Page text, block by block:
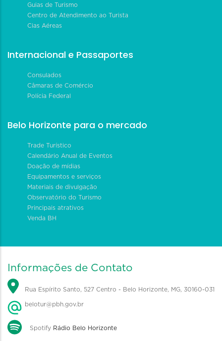
Guias de Turismo
Centro de Atendimento ao Turista
Cias Aéreas
Internacional e Passaportes
Consulados
Câmaras de Comércio
Polícia Federal
Belo Horizonte para o mercado
Trade Turístico
Calendário Anual de Eventos
Doação de mídias
Equipamentos e serviços
Materiais de divulgação
Observatório do Turismo
Principais atrativos
Venda BH
Informações de Contato
Rua Espírito Santo, 527 Centro - Belo Horizonte, MG, 30160-031
belotur@pbh.gov.br
Spotify Rádio Belo Horizonte